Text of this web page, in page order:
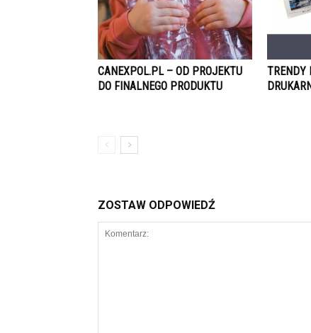
CANEXPOL.PL – OD PROJEKTU
DO FINALNEGO PRODUKTU
TRENDY
ZOSTAW ODPOWIEDŹ